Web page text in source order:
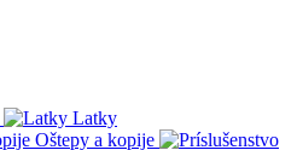
Latky
Oštepy a kopije